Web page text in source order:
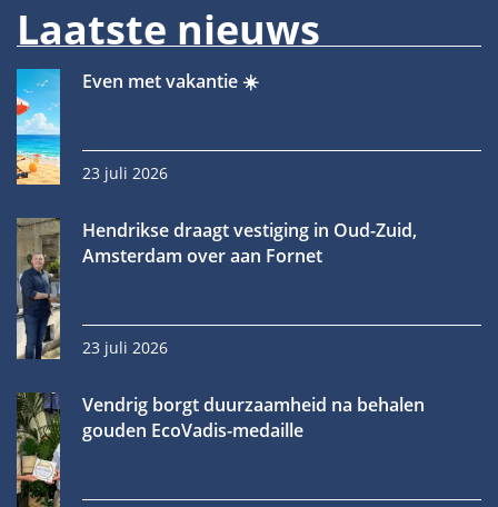
Laatste nieuws
Even met vakantie ☀️
23 juli 2026
Hendrikse draagt vestiging in Oud-Zuid,
Amsterdam over aan Fornet
23 juli 2026
Vendrig borgt duurzaamheid na behalen
gouden EcoVadis-medaille